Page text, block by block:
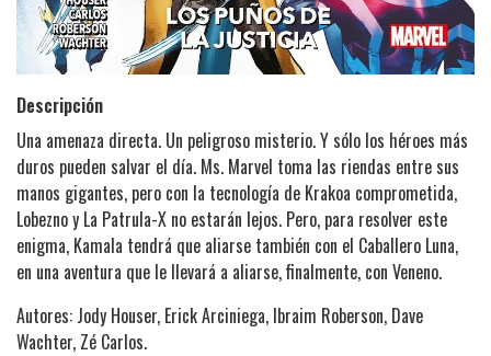
Descripción
Una amenaza directa. Un peligroso misterio. Y sólo los héroes más
duros pueden salvar el día. Ms. Marvel toma las riendas entre sus
manos gigantes, pero con la tecnología de Krakoa comprometida,
Lobezno y La Patrula-X no estarán lejos. Pero, para resolver este
enigma, Kamala tendrá que aliarse también con el Caballero Luna,
en una aventura que le llevará a aliarse, finalmente, con Veneno.
Autores: Jody Houser, Erick Arciniega, Ibraim Roberson, Dave
Wachter, Zé Carlos.